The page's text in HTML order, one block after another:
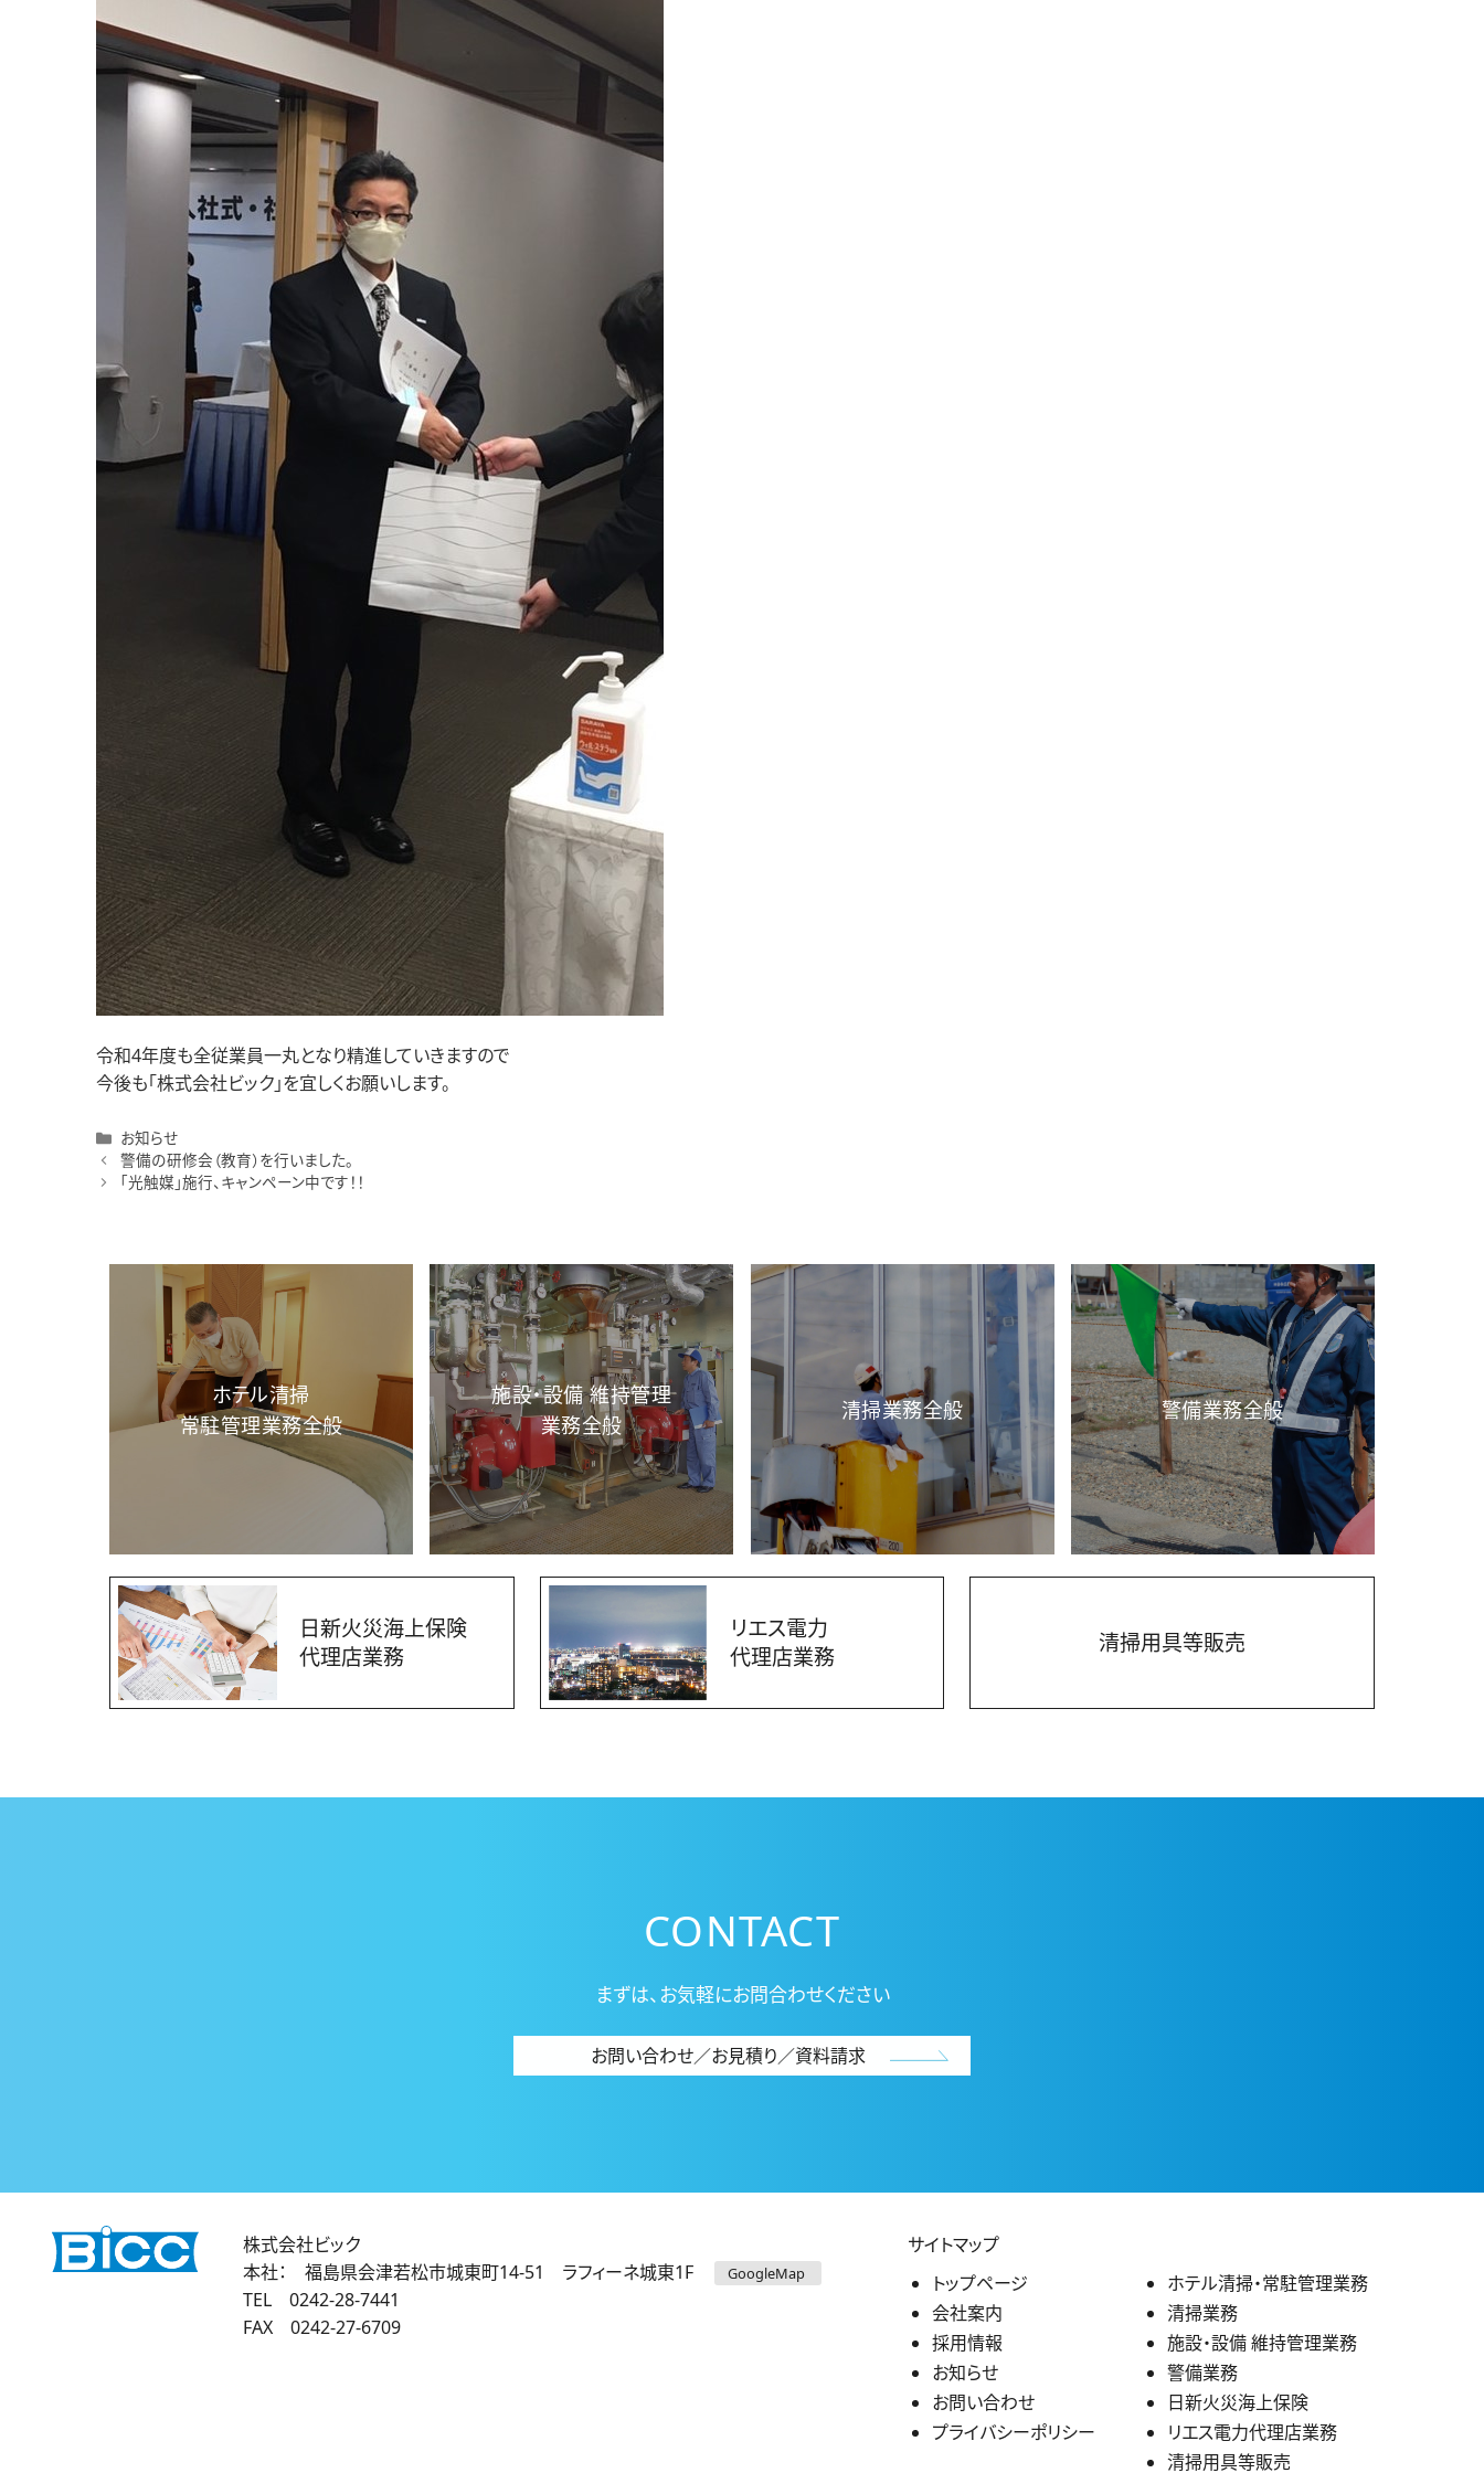
令和4年度も全従業員一丸となり精進していきますので
今後も「株式会社ビック」を宜しくお願いします。
カ
テ
ゴ
お知らせ
警備の研修会（教育）を行いました。
「光触媒」施行、キャンペーン中です！！
ホテル清掃
常駐管理業務全般
施設・設備 維持管理
業務全般
清掃業務全般 警備業務全般
日新火災海上保険
代理店業務
リエス電力
代理店業務
清掃用具等販売
CONTACT
まずは、お気軽にお問合わせください
お問い合わせ／お見積り／資料請求
株式会社ビック
本社： 福島県会津若松市城東町14-51 ラフィーネ城東1F GoogleMap
TEL 0242-28-7441
FAX 0242-27-6709
サイトマップ
トップページ
会社案内
採用情報
お知らせ
お問い合わせ
プライバシーポリシー
ホテル清掃・常駐管理業務
清掃業務
施設・設備 維持管理業務
警備業務
日新火災海上保険
リエス電力代理店業務
清掃用具等販売